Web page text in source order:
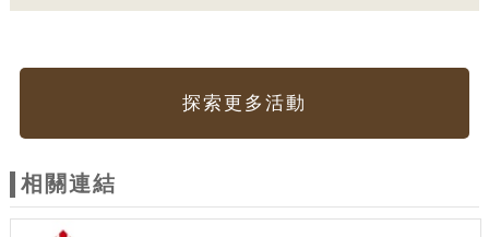
探索更多活動
相關連結